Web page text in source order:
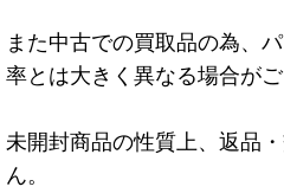
また中古での買取品の為、
率とは大きく異なる場合がご
未開封商品の性質上、返品
ん。